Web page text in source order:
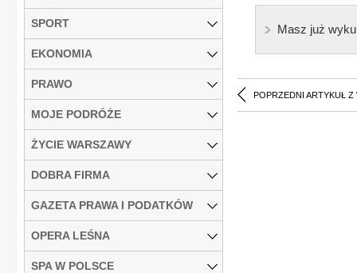
Masz już
POPRZEDNI ARTYKUŁ Z
SPORT
EKONOMIA
PRAWO
MOJE PODRÓŻE
ŻYCIE WARSZAWY
DOBRA FIRMA
GAZETA PRAWA I PODATKÓW
OPERA LEŚNA
SPA W POLSCE